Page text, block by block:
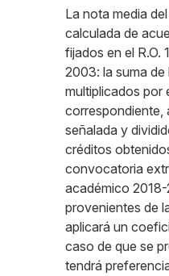
La nota media
calculada de
fijados en el R.O.
2003: la suma
multiplicados por
correspondiente,
señalada y
créditos
convocatoria
académico
provenientes de
aplicará un
caso de que se
tendrá